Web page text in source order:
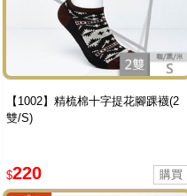
【1002】精梳棉十字提花腳踝襪(2
雙/S)
$220